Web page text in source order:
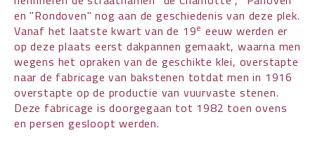
en "Rondoven" nog aan de geschiedenis van deze plek.
Vanaf het laatste kwart van de 19e eeuw werden er
op deze plaats eerst dakpannen gemaakt, waarna men
wegens het opraken van de geschikte klei, overstapte
naar de fabricage van bakstenen totdat men in 1916
overstapte op de productie van vuurvaste stenen.
Deze fabricage is doorgegaan tot 1982 toen ovens
en persen gesloopt werden.